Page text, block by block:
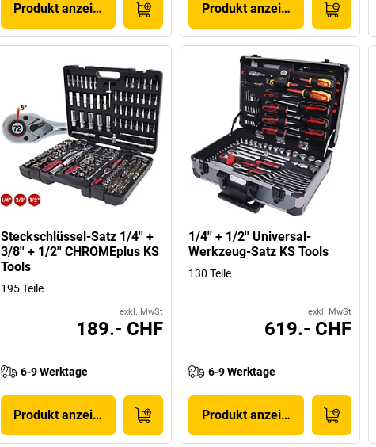
Produkt anzeigen Produkt anzeigen
Steckschlüssel-Satz 1/4'' +
3/8'' + 1/2'' CHROMEplus KS
Tools
195 Teile
exkl. MwSt
189.- CHF
6-9 Werktage
Produkt anzeigen
1/4'' + 1/2'' Universal-
Werkzeug-Satz KS Tools
130 Teile
exkl. MwSt
619.- CHF
6-9 Werktage
Produkt anzeigen